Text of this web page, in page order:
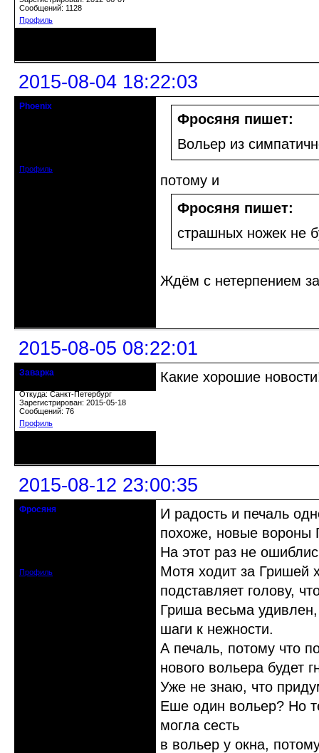
Сообщений: 1128
Профиль
2015-08-04 18:22:03
Phoenix
Профиль
Фросяня пишет:
Вольер из
потому и
Фросяня пишет:
страшных ножек не
Ждём с нетерпением
2015-08-05 08:22:01
Заварка
Откуда: Санкт-Петербург
Зарегистрирован: 2015-05-18
Сообщений: 76
Профиль
Какие хорошие
2015-08-12 23:00:35
Фросяня
Профиль
И радость и печаль
похоже, новые вороны
На этот раз не
Мотя ходит за Гришей
подставляет голову,
Гриша весьма
шаги к нежности.
А печаль, потому что
нового вольера будет
Уже не знаю, что
Еше один вольер? Но
могла сесть
в вольер у окна,